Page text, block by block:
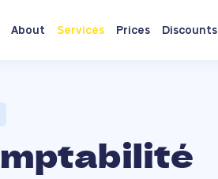
About Services Prices Discounts